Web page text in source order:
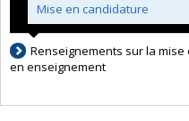
Mise en candidature
Renseignements sur la mise
en enseignement